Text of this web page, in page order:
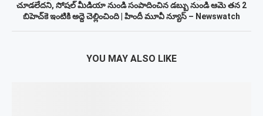
చూడలేదని, సోషల్ మీడియా నుండి సంపాదించిన డబ్బు నుండి ఆమె తన 2
బిహెచ్‌కె ఇంటికి అద్దె చెల్లించింది | హిందీ మూవీ న్యూస్ – Newswatch
YOU MAY ALSO LIKE